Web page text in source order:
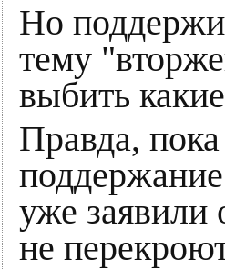
Но
тему
выбить
Правда,
уже заявили
не